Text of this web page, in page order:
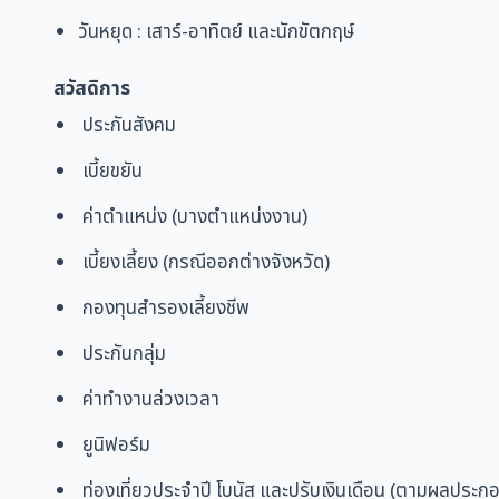
วันหยุด : เสาร์-อาทิตย์ และนักขัตกฤษ์
สวัสดิการ
ประกันสังคม
เบี้ยขยัน
ค่าตำแหน่ง (บางตำแหน่งงาน)
เบี้ยงเลี้ยง (กรณีออกต่างจังหวัด)
กองทุนสำรองเลี้ยงชีพ
ประกันกลุ่ม
ค่าทำงานล่วงเวลา
ยูนิฟอร์ม
ท่องเที่ยวประจำปี โบนัส และปรับเงินเดือน (ตามผลประก